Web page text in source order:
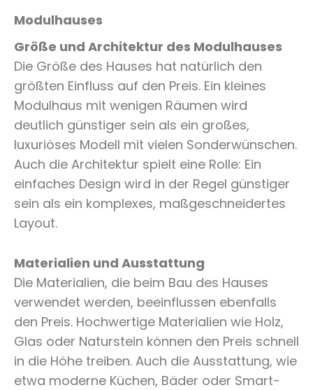
Modulhauses
Größe und Architektur des Modulhauses
Die Größe des Hauses hat natürlich den
größten Einfluss auf den Preis. Ein kleines
Modulhaus mit wenigen Räumen wird
deutlich günstiger sein als ein großes,
luxuriöses Modell mit vielen Sonderwünschen.
Auch die Architektur spielt eine Rolle: Ein
einfaches Design wird in der Regel günstiger
sein als ein komplexes, maßgeschneidertes
Layout.
Materialien und Ausstattung
Die Materialien, die beim Bau des Hauses
verwendet werden, beeinflussen ebenfalls
den Preis. Hochwertige Materialien wie Holz,
Glas oder Naturstein können den Preis schnell
in die Höhe treiben. Auch die Ausstattung, wie
etwa moderne Küchen, Bäder oder Smart-